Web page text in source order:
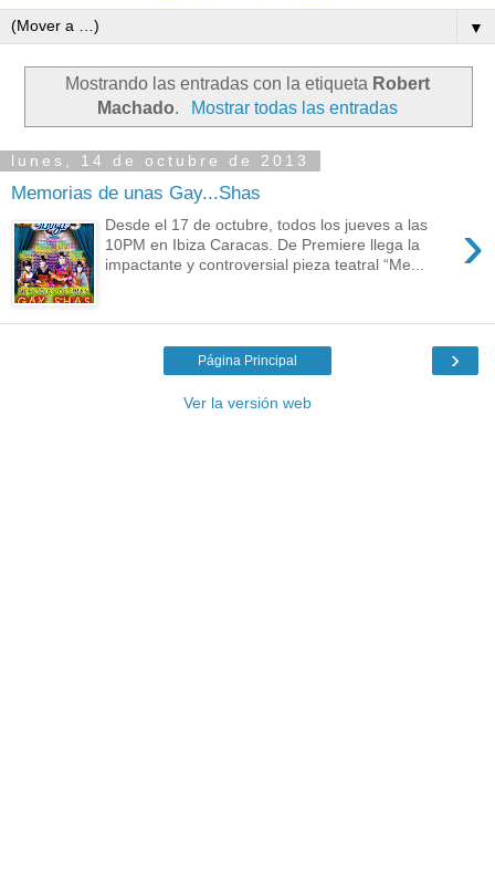
▼
Mostrando las entradas con la etiqueta Robert
Machado. Mostrar todas las entradas
lunes, 14 de octubre de 2013
Memorias de unas Gay...Shas
›
Desde el 17 de octubre, todos los jueves a las
10PM en Ibiza Caracas. De Premiere llega la
impactante y controversial pieza teatral “Me...
›
Página Principal
Ver la versión web